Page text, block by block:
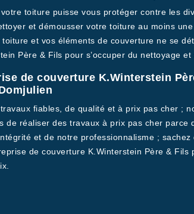
toiture puisse vous protéger contre les
et démousser votre toiture au moins
et vos éléments de couverture ne se
Père & Fils pour s’occuper du nettoyage
de couverture K.Winterstein
fiables, de qualité et à prix pas cher ;
de réaliser des travaux à prix pas cher
et de notre professionnalisme ;
de couverture K.Winterstein Père &